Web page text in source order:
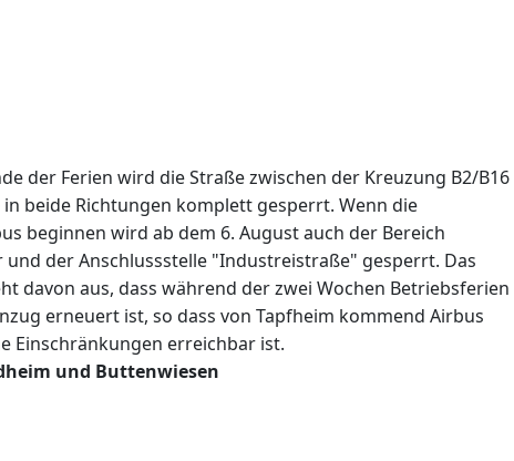
der Ferien wird die Straße zwischen der Kreuzung B2/B16
beide Richtungen komplett gesperrt. Wenn die
beginnen wird ab dem 6. August auch der Bereich
und der Anschlussstelle "Industreistraße" gesperrt. Das
davon aus, dass während der zwei Wochen Betriebsferien
erneuert ist, so dass von Tapfheim kommend Airbus
Einschränkungen erreichbar ist.
und Buttenwiesen